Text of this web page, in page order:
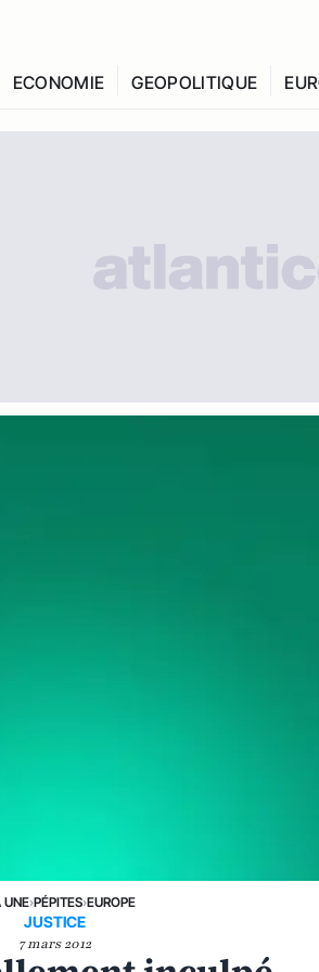
ECONOMIE GEOPOLITIQUE
UNE›PÉPITES›EUROPE
JUSTICE
7 mars 2012